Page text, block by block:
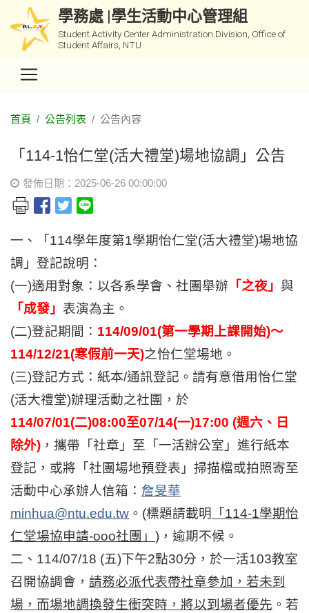
學務處 |學生活動中心管理組
Student Activity Center Administration Division, Office of
Student Affairs, NTU
首頁 公告列表 公告內容
「114-1怡仁堂(活大禮堂)場地協調」公告
發佈日期：2025-06-26 00:00:00
一、「114學年度第1學期怡仁堂(活大禮堂)場地協
調」登記說明：
(一)適用對象：以各系學會、社團舉辦 「之夜」 與
「成發」 表演為主。
(二)登記期間： 114/09/01(第一學期上課開始)～
114/12/21(寒假前一天)之怡仁堂場地。
(三)登記方式：紙本/通訊登記。請有意借用怡仁堂
(活大禮堂)辦理活動之社團，於
114/07/01(二)08:00至07/14(一)17:00 (週六、日
除外) ，攜帶「社章」至「一活辦公室」進行紙本
登記，或將「社團場地預登表」掃描檔或拍照寄至
活動中心承辦人信箱： 詹旻華
minhua@ntu.edu.tw 。(標題請載明
「114-1學期怡
仁堂場協申請-ooo社團」 )，逾期不候。
二、114/07/18 (五)下午2點30分，於一活103教室
召開協調會， 請務必派代表帶社章參加，若未到
場，而場地調換發生衝突時，將以到場者優先 。若